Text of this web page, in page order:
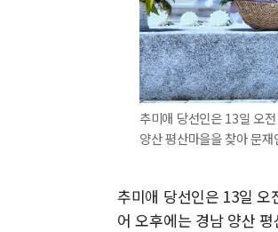
추미애 당선인은 13일 오
양산 평산마을을 찾아 문
추미애 당선인은 13일
어 오후에는 경남 양산